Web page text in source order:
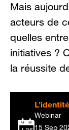
Mais
acteurs de
quelles
initiatives ?
la réussite
Webinar
15 Sep